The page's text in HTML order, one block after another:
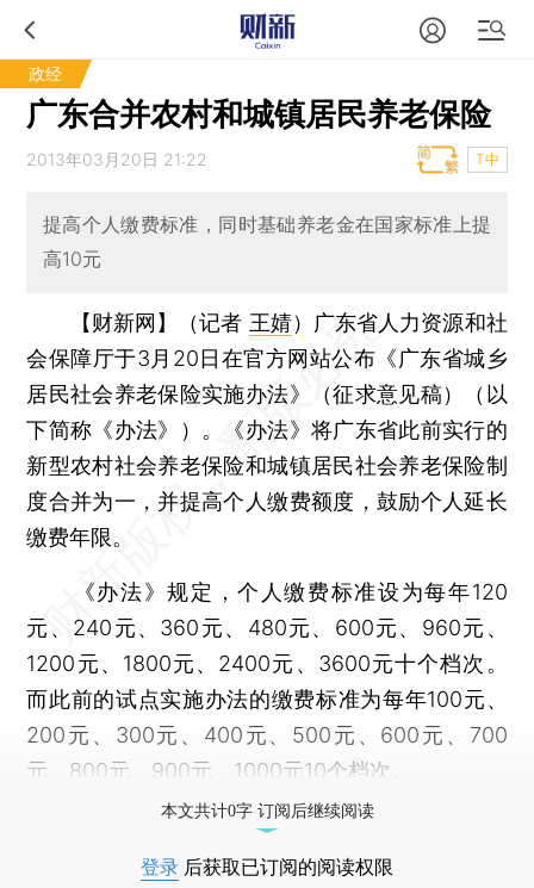
政经
广东合并农村和城镇居民养老保险
2013年03月20日 21:22 T中
提高个人缴费标准，同时基础养老金在国家标准上提
高10元
【财新网】（记者 王婧）
广东省人力资源和社
会保障厅于3月20日在官方网站公布《广东省城乡
居民社会养老保险实施办法》（征求意见稿）（以
下简称《办法》）。《办法》将广东省此前实行的
新型农村社会养老保险和城镇居民社会养老保险制
度合并为一，并提高个人缴费额度，鼓励个人延长
缴费年限。
《办法》规定，个人缴费标准设为每年120
元、240元、360元、480元、600元、960元、
1200元、1800元、2400元、3600元十个档次。
而此前的试点实施办法的缴费标准为每年100元、
200元、300元、400元、500元、600元、700
元、800元、900元、1000元10个档次。
本文共计0字 订阅后继续阅读
登录 后获取已订阅的阅读权限